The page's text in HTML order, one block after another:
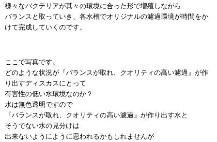
様々なバクテリアが其々の環境に合った形で増殖しながら
バランスと取っていき、各水槽でオリジナルの濾過環境が時間をか
けて完成していくのです。
ここで写真です。
どのような状況が『バランスが取れ、クオリティの高い濾過』が作
り出すディスカスにとって
有害性の低い水環境なのか？
水は無色透明ですので
『バランスが取れ、クオリティの高い濾過』が作り出す水と
そうでない水の見分けは
出来ないようにように思われるかもしれませんが